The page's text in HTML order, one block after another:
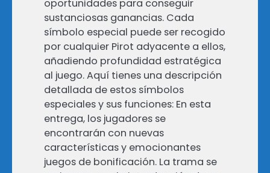
oportunidades para conseguir
sustanciosas ganancias. Cada
símbolo especial puede ser recogido
por cualquier Pirot adyacente a ellos,
añadiendo profundidad estratégica
al juego. Aquí tienes una descripción
detallada de estos símbolos
especiales y sus funciones: En esta
entrega, los jugadores se
encontrarán con nuevas
características y emocionantes
juegos de bonificación. La trama se